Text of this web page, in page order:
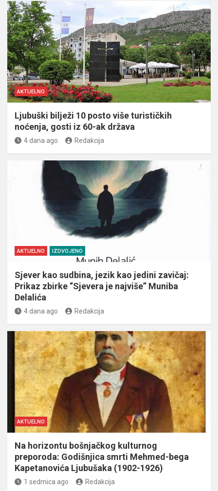
AKTUELNO
Ljubuški bilježi 10 posto više turističkih
noćenja, gosti iz 60-ak država
4 dana ago Redakcija
AKTUELNO IZDVOJENO
Sjever kao sudbina, jezik kao jedini zavičaj:
Prikaz zbirke “Sjevera je najviše” Muniba
Delalića
4 dana ago Redakcija
AKTUELNO
Na horizontu bošnjačkog kulturnog
preporoda: Godišnjica smrti Mehmed-bega
Kapetanovića Ljubušaka (1902-1926)
1 sedmica ago Redakcija